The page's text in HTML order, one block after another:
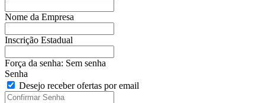
Nome da Empresa
Inscrição Estadual
Força da senha: Sem senha
Senha
Desejo receber ofertas por email